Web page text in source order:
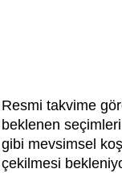
Resmi takvime
beklenen
gibi mevsimsel
çekilmesi